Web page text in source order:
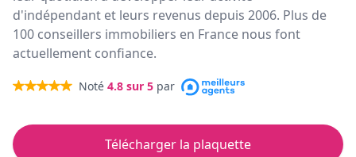
d'indépendant et leurs revenus depuis 2006. Plus de
100 conseillers immobiliers en France nous font
actuellement confiance.
Noté 4.8 sur 5 par
Télécharger la plaquette